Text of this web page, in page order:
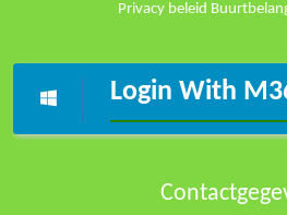
Privacy beleid
Login With